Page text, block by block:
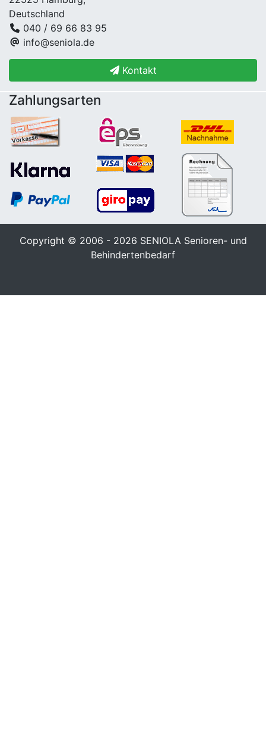
Deutschland
040 / 69 66 83 95
info@seniola.de
Kontakt
Zahlungsarten
Copyright © 2006 - 2026 SENIOLA Senioren- und
Behindertenbedarf